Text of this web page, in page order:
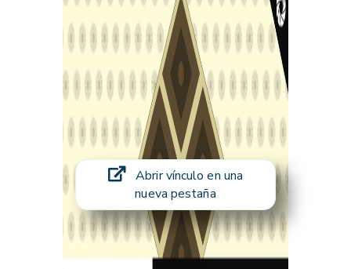
Abrir vínculo en una
nueva pestaña